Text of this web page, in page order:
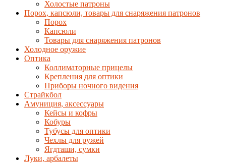
Холостые патроны
Порох, капсюли, товары для снаряжения патронов
Порох
Капсюли
Товары для снаряжения патронов
Холодное оружие
Оптика
Коллиматорные прицелы
Крепления для оптики
Приборы ночного видения
Страйкбол
Амуниция, аксессуары
Кейсы и кофры
Кобуры
Тубусы для оптики
Чехлы для ружей
Ягдташи, сумки
Луки, арбалеты